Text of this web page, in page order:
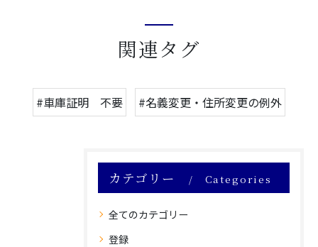
関連タグ
#車庫証明 不要 #名義変更・住所変更の例外
カテゴリー Categories
全てのカテゴリー
登録